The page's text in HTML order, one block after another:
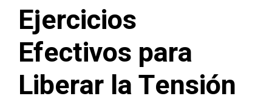
Ejercicios
Efectivos para
Liberar la Tensión